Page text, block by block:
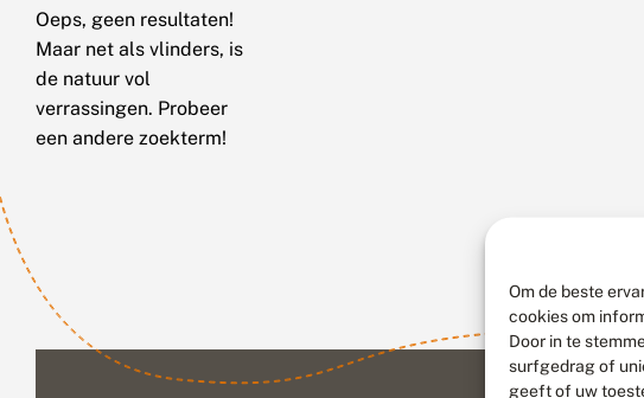
Om de beste
cookies om
Door in te
surfgedrag of
geeft of uw
Oeps, geen resultaten!
Maar net als vlinders, is
de natuur vol
verrassingen. Probeer
een andere zoekterm!